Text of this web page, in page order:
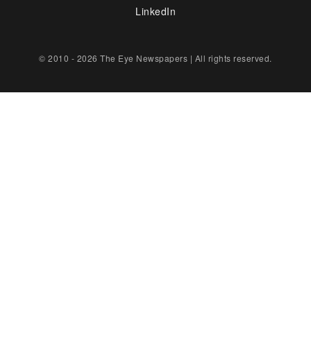
LinkedIn
© 2010 - 2026 The Eye Newspapers | All rights reserved.